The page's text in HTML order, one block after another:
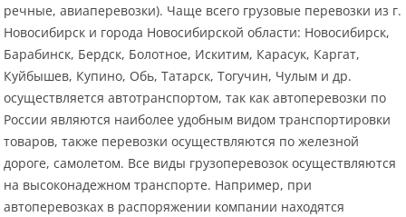
речные, авиаперевозки). Чаще всего грузовые перевозки из г.
Новосибирск и города Новосибирской области: Новосибирск,
Барабинск, Бердск, Болотное, Искитим, Карасук, Каргат,
Куйбышев, Купино, Обь, Татарск, Тогучин, Чулым и др.
осуществляется автотранспортом, так как автоперевозки по
России являются наиболее удобным видом транспортировки
товаров, также перевозки осуществляются по железной
дороге, самолетом. Все виды грузоперевозок осуществляются
на высоконадежном транспорте. Например, при
автоперевозках в распоряжении компании находятся